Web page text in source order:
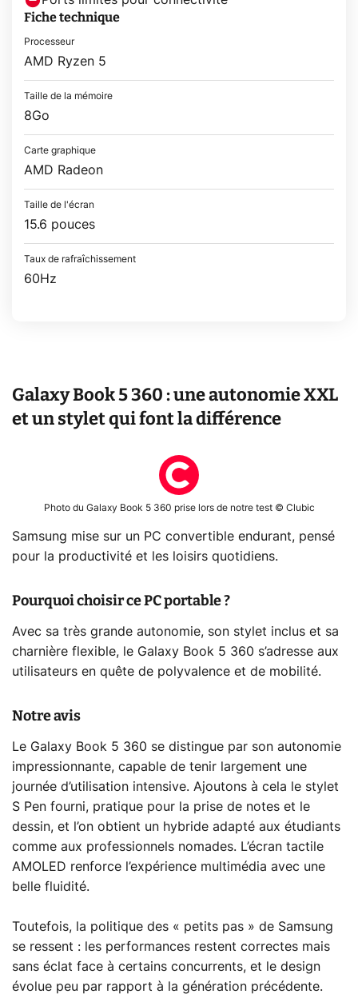
Fiche technique
Processeur
AMD Ryzen 5
Taille de la mémoire
8Go
Carte graphique
AMD Radeon
Taille de l'écran
15.6 pouces
Taux de rafraîchissement
60Hz
Galaxy Book 5 360 : une autonomie XXL
et un stylet qui font la différence
Photo du Galaxy Book 5 360 prise lors de notre test © Clubic
Samsung mise sur un PC convertible endurant, pensé
pour la productivité et les loisirs quotidiens.
Pourquoi choisir ce PC portable ?
Avec sa très grande autonomie, son stylet inclus et sa
charnière flexible, le Galaxy Book 5 360 s’adresse aux
utilisateurs en quête de polyvalence et de mobilité.
Notre avis
Le Galaxy Book 5 360 se distingue par son autonomie
impressionnante, capable de tenir largement une
journée d’utilisation intensive. Ajoutons à cela le stylet
S Pen fourni, pratique pour la prise de notes et le
dessin, et l’on obtient un hybride adapté aux étudiants
comme aux professionnels nomades. L’écran tactile
AMOLED renforce l’expérience multimédia avec une
belle fluidité.
Toutefois, la politique des « petits pas » de Samsung
se ressent : les performances restent correctes mais
sans éclat face à certains concurrents, et le design
évolue peu par rapport à la génération précédente.